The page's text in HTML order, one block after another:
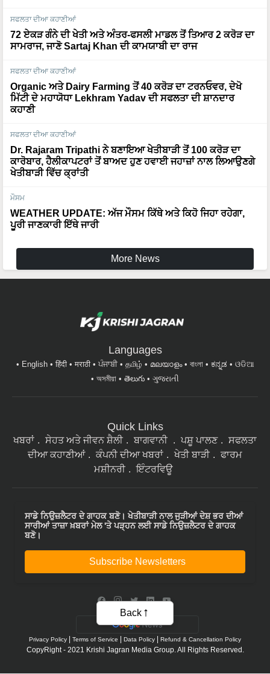
ਸਫਲਤਾ ਦੀਆ ਕਹਾਣੀਆਂ
72 ਏਕੜ ਗੰਨੇ ਦੀ ਖੇਤੀ ਅਤੇ ਅੰਤਰ-ਫਸਲੀ ਮਾਡਲ ਤੋਂ ਤਿਆਰ 2 ਕਰੋੜ ਦਾ
ਸਾਮਰਾਜ, ਜਾਣੋ Sartaj Khan ਦੀ ਕਾਮਯਾਬੀ ਦਾ ਰਾਜ
ਸਫਲਤਾ ਦੀਆ ਕਹਾਣੀਆਂ
Organic ਅਤੇ Dairy Farming ਤੋਂ 40 ਕਰੋੜ ਦਾ ਟਰਨਓਵਰ, ਦੇਖੋ
ਮਿੱਟੀ ਦੇ ਮਹਾਯੋਧਾ Lekhram Yadav ਦੀ ਸਫਲਤਾ ਦੀ ਸ਼ਾਨਦਾਰ
ਕਹਾਣੀ
ਸਫਲਤਾ ਦੀਆ ਕਹਾਣੀਆਂ
Dr. Rajaram Tripathi ਨੇ ਬਣਾਇਆ ਖੇਤੀਬਾੜੀ ਤੋਂ 100 ਕਰੋੜ ਦਾ
ਕਾਰੋਬਾਰ, ਹੈਲੀਕਾਪਟਰਾਂ ਤੋਂ ਬਾਅਦ ਹੁਣ ਹਵਾਈ ਜਹਾਜ਼ਾਂ ਨਾਲ ਲਿਆਉਣਗੇ
ਖੇਤੀਬਾੜੀ ਵਿੱਚ ਕ੍ਰਾਂਤੀ
ਮੌਸਮ
WEATHER UPDATE: ਅੱਜ ਮੌਸਮ ਕਿੱਥੇ ਅਤੇ ਕਿਹੋ ਜਿਹਾ ਰਹੇਗਾ,
ਪੂਰੀ ਜਾਣਕਾਰੀ ਇੱਥੇ ਜਾਰੀ
More News
Languages
English हिंदी मराठी ਪੰਜਾਬੀ தமிழ் മലയാളം বাংলা ಕನ್ನಡ
ଓଡିଆ
অসমীয়া
తెలుగు ગુજરાતી
Quick Links
ਖਬਰਾਂ ਸੇਹਤ ਅਤੇ ਜੀਵਨ ਸ਼ੈਲੀ ਬਾਗਵਾਨੀ ਪਸ਼ੂ ਪਾਲਣ
ਸਫਲਤਾ
ਦੀਆ ਕਹਾਣੀਆਂ
ਕੰਪਨੀ ਦੀਆ ਖਬਰਾਂ ਖੇਤੀ ਬਾੜੀ
ਫਾਰਮ
ਮਸ਼ੀਨਰੀ
ਇੰਟਰਵਿਊ
ਸਾਡੇ ਨਿਉਜ਼ਲੈਟਰ ਦੇ ਗਾਹਕ ਬਣੋ। ਖੇਤੀਬਾੜੀ ਨਾਲ ਜੁੜੀਆਂ ਦੇਸ਼ ਭਰ ਦੀਆਂ
ਸਾਰੀਆਂ ਤਾਜ਼ਾ ਖ਼ਬਰਾਂ ਮੇਲ 'ਤੇ ਪੜ੍ਹਨ ਲਈ ਸਾਡੇ ਨਿਉਜ਼ਲੈਟਰ ਦੇ ਗਾਹਕ
ਬਣੋ।
Subscribe Newsletters
Privacy Policy | Terms of Service | Data Policy | Refund & Cancellation Policy
CopyRight - 2021 Krishi Jagran Media Group. All Rights Reserved.
Back